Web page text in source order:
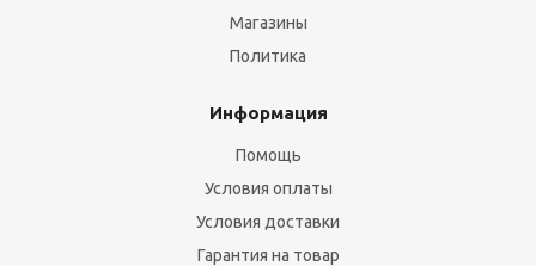
Магазины
Политика
Информация
Помощь
Условия оплаты
Условия доставки
Гарантия на товар